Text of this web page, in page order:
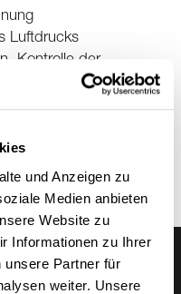
und Anzeigen zu
Medien anbieten
Website zu
Informationen zu Ihrer
unsere Partner für
weiter. Unsere
Luftdrucks
Kontrolle der
Gabel & Dämpfer